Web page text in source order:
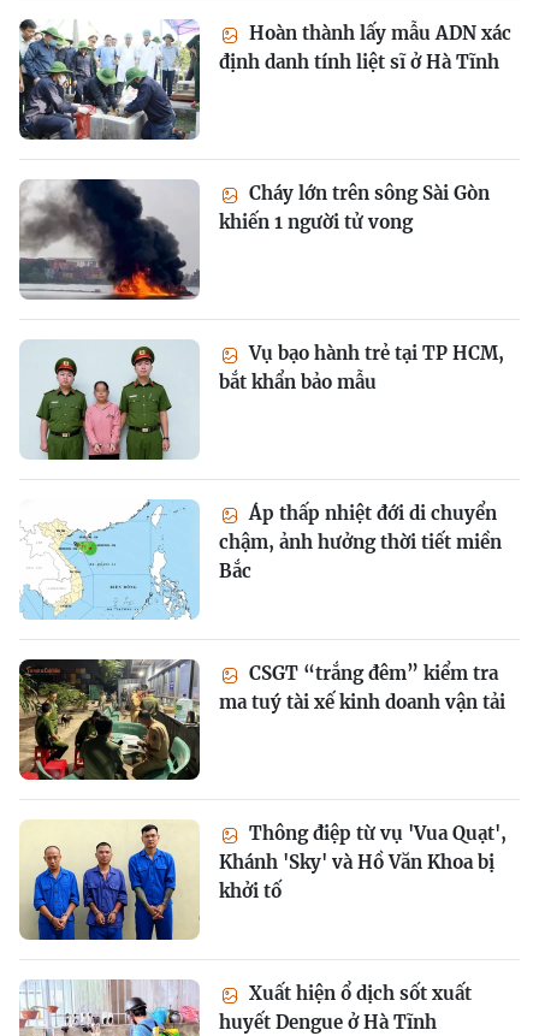
Hoàn thành lấy mẫu ADN xác
định danh tính liệt sĩ ở Hà Tĩnh
Cháy lớn trên sông Sài Gòn
khiến 1 người tử vong
Vụ bạo hành trẻ tại TP HCM,
bắt khẩn bảo mẫu
Áp thấp nhiệt đới di chuyển
chậm, ảnh hưởng thời tiết miền
Bắc
CSGT “trắng đêm” kiểm tra
ma tuý tài xế kinh doanh vận tải
Thông điệp từ vụ 'Vua Quạt',
Khánh 'Sky' và Hồ Văn Khoa bị
khởi tố
Xuất hiện ổ dịch sốt xuất
huyết Dengue ở Hà Tĩnh